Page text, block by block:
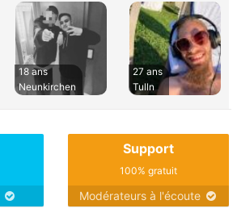
18 ans
Neunkirchen
27 ans
Tulln
Support
100% gratuit
Modérateurs à l'écoute